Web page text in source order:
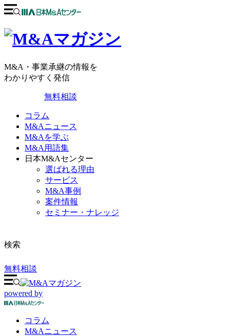
M&A・事業承継の情報を
わかりやすく発信
無料相談
コラム
M&Aニュース
M&Aを学ぶ
M&A用語集
日本M&Aセンター
選ばれる理由
サービス
M&A事例
案件情報
セミナー・ナレッジ
検索
無料相談
powered by
コラム
M&Aニュース